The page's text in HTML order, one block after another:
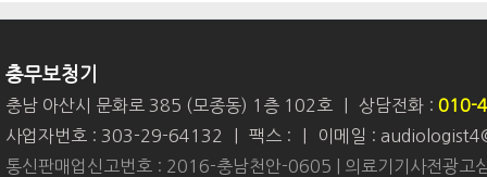
충무보청기
충남 아산시 문화로 385 (모종동) 1층 102호 상담전화 : 010-
사업자번호 : 303-29-64132
팩스 :
이메일 :
통신판매업신고번호 : 2016-충남천안-0605 | 의료기기사전광고